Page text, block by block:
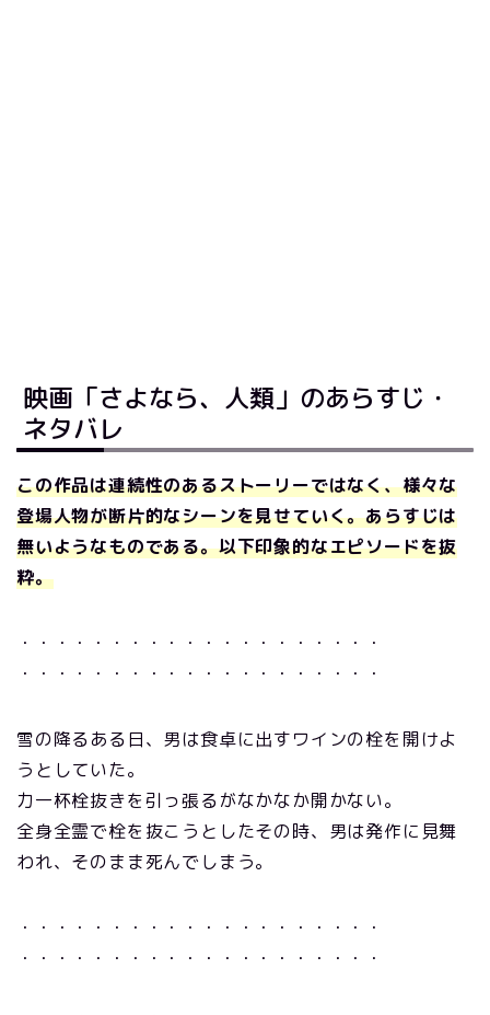
映画「さよなら、人類」のあらすじ・
ネタバレ
この作品は連続性のあるストーリーではなく、様々な
登場人物が断片的なシーンを見せていく。あらすじは
無いようなものである。以下印象的なエピソードを抜
粋。
・・・・・・・・・・・・・・・・・・・・
・・・・・・・・・・・・・・・・・・・・
雪の降るある日、男は食卓に出すワインの栓を開けよ
うとしていた。
力一杯栓抜きを引っ張るがなかなか開かない。
全身全霊で栓を抜こうとしたその時、男は発作に見舞
われ、そのまま死んでしまう。
・・・・・・・・・・・・・・・・・・・・
・・・・・・・・・・・・・・・・・・・・